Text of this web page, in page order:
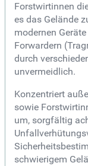
Forstwirtinnen
es das Gelände
modernen
Forwardern
durch
unvermeidlich.
Konzentriert
sowie
um, sorgfältig
schwierigem